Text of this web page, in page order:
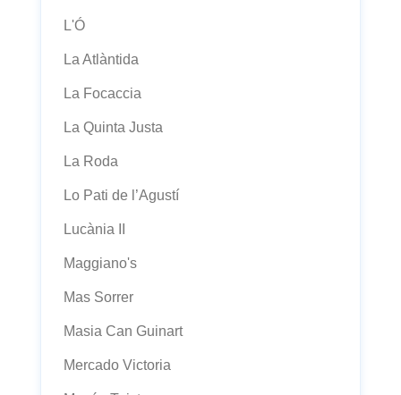
L'Ó
La Atlàntida
La Focaccia
La Quinta Justa
La Roda
Lo Pati de l’Agustí
Lucània II
Maggiano's
Mas Sorrer
Masia Can Guinart
Mercado Victoria